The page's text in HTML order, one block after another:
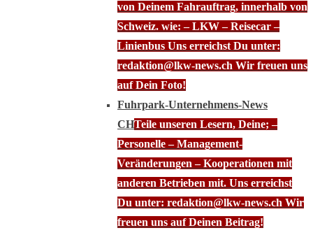
von Deinem Fahrauftrag, innerhalb von
Schweiz. wie: – LKW – Reisecar –
Linienbus Uns erreichst Du unter:
redaktion@lkw-news.ch Wir freuen uns
auf Dein Foto!
Fuhrpark-Unternehmens-News
CHTeile unseren Lesern, Deine; –
Personelle – Management-
Veränderungen – Kooperationen mit
anderen Betrieben mit. Uns erreichst
Du unter: redaktion@lkw-news.ch Wir
freuen uns auf Deinen Beitrag!